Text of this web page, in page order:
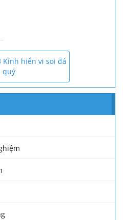
Kính hiển vi soi đá
quý